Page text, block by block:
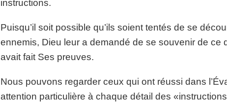
instructions.
Puisqu’il soit possible qu’ils soient tentés de se
ennemis, Dieu leur a demandé de se souvenir de ce
avait fait Ses preuves.
Nous pouvons regarder ceux qui ont réussi dans
attention particulière à chaque détail des